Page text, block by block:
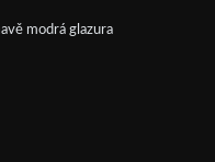
modrá glazura